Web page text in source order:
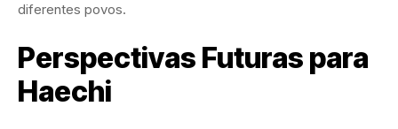
diferentes povos.
Perspectivas Futuras para
Haechi